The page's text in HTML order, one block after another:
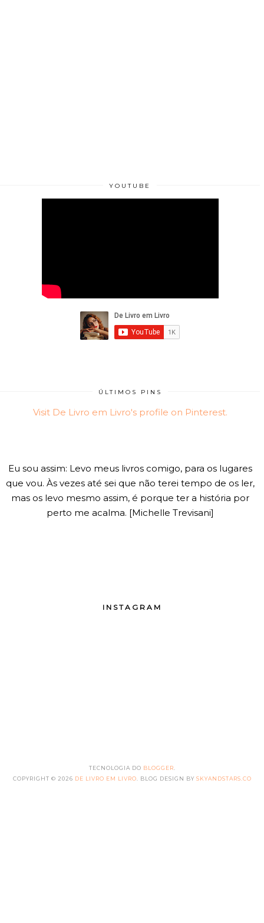
YOUTUBE
ÚLTIMOS PINS
Visit De Livro em Livro's profile on Pinterest.
Eu sou assim: Levo meus livros comigo, para os lugares
que vou. Às vezes até sei que não terei tempo de os ler,
mas os levo mesmo assim, é porque ter a história por
perto me acalma. [Michelle Trevisani]
INSTAGRAM
TECNOLOGIA DO BLOGGER
COPYRIGHT © 2026 DE LIVRO EM LIVRO . BLOG DESIGN BY SKYANDSTARS.CO